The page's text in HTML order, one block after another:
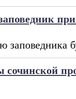
заповедника
сочинской